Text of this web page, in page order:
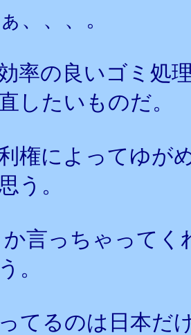
、、、。
率の良いゴミ処
したいものだ。
権によってゆが
う。
か言っちゃって
。
てるのは日本だ